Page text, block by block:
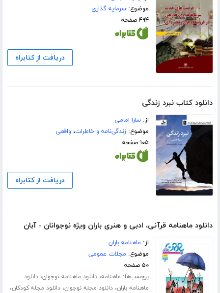
موضوع:سرمایه گذاری
۴۹۴ صفحه
دریافت از کتابراه
دانلود کتاب نبرد زندگی
از:سارا امامی
موضوع:زندگی‌نامه و خاطرات، واقعی
۱۰۵ صفحه
دریافت از کتابراه
دانلود ماهنامه قرآنی، ادبی و هنری باران ویژه نوجوانان - آبان
از: ماهنامه باران
موضوع: مجلات عمومی
۵۰ صفحه
برچسب‌ها: ماهنامه،دانلود ماهنامه نوجوان،دانلود
ماهنامه باران،دانلود مجله نوجوان،دانلود مجله کودکان،